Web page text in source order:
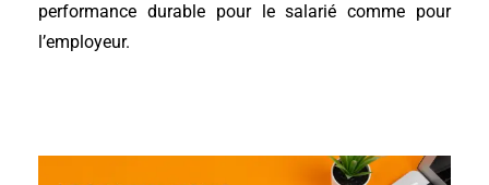
performance durable pour le salarié comme pour
l’employeur.